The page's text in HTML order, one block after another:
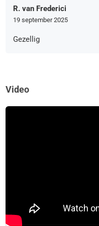
R. van Frederici
19 september 2025
Gezellig
Video